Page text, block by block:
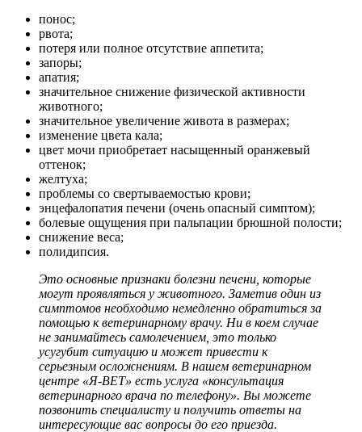
понос;
рвота;
потеря или полное отсутствие аппетита;
запоры;
апатия;
значительное снижение физической активности
животного;
значительное увеличение живота в размерах;
изменение цвета кала;
цвет мочи приобретает насыщенный оранжевый
оттенок;
желтуха;
проблемы со свертываемостью крови;
энцефалопатия печени (очень опасный симптом);
болевые ощущения при пальпации брюшной полости;
снижение веса;
полидипсия.
Это основные признаки болезни печени, которые
могут проявляться у животного. Заметив один из
симптомов необходимо немедленно обратиться за
помощью к ветеринарному врачу. Ни в коем случае
не занимайтесь самолечением, это только
усугубит ситуацию и может привести к
серьезным осложнениям. В нашем ветеринарном
центре «Я-ВЕТ» есть услуга «консультация
ветеринарного врача по телефону». Вы можете
позвонить специалисту и получить ответы на
интересующие вас вопросы до его приезда.